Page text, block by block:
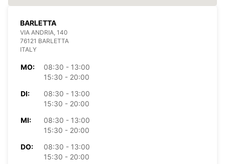
BARLETTA
VIA ANDRIA, 140
76121 BARLETTA
ITALY
MO:
08:30 - 13:00
15:30 - 20:00
DI:
08:30 - 13:00
15:30 - 20:00
MI:
08:30 - 13:00
15:30 - 20:00
DO:
08:30 - 13:00
15:30 - 20:00